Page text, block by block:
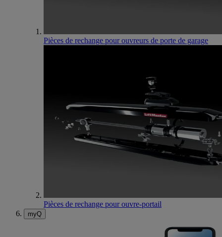
Pièces de rechange pour ouvreurs de porte de garage
Pièces de rechange pour ouvre-portail
myQ